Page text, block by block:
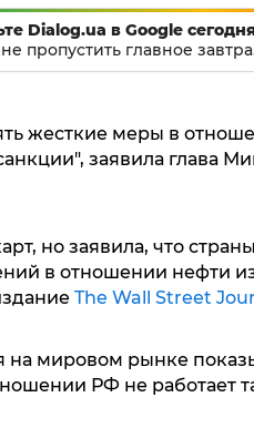
Dialog.ua в Google
пропустить главное
жесткие меры в
заявила глава
но заявила, что
в отношении нефти
The Wall Street
на мировом рынке
РФ не работает